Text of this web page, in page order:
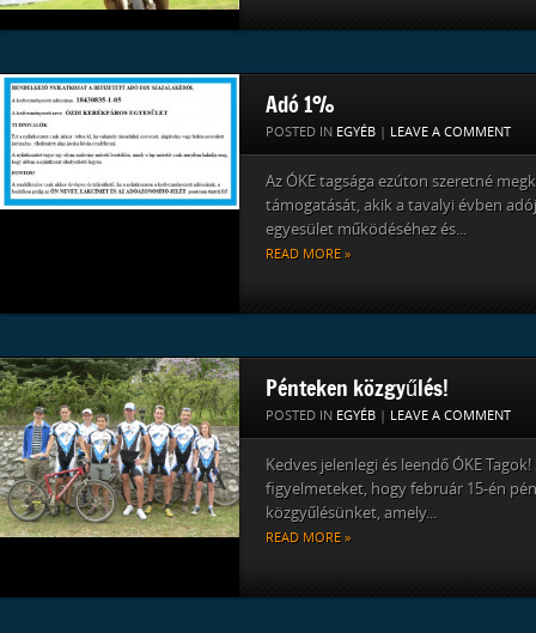
Adó 1%
POSTED IN EGYÉB LEAVE A COMMENT
Az ÓKE tagsága ezúton szeretné
támogatását, akik a tavalyi évben
egyesület működéséhez és...
READ MORE »
Pénteken közgyűlés!
POSTED IN EGYÉB LEAVE A COMMENT
Kedves jelenlegi és leendő ÓKE
figyelmeteket, hogy február 15-én
közgyűlésünket, amely...
READ MORE »